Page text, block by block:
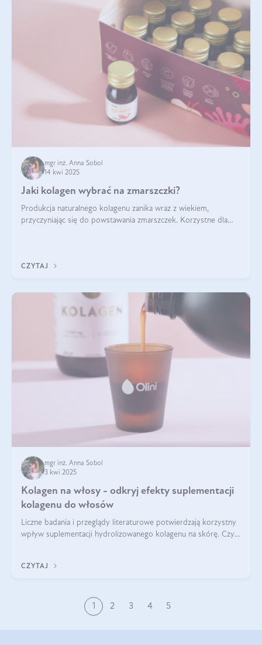
mgr inż. Anna Sobol
14 kwi 2025
Jaki kolagen wybrać na zmarszczki?
Produkcja naturalnego kolagenu zanika wraz z wiekiem,
przyczyniając się do powstawania zmarszczek. Korzystne dla
CZYTAJ
mgr inż. Anna Sobol
3 kwi 2025
Kolagen na włosy - odkryj efekty suplementacji
kolagenu do włosów
Liczne badania i przeglądy literaturowe potwierdzają korzystny
wpływ suplementacji hydrolizowanego kolagenu na skórę. Czy
CZYTAJ
1 2 3 4 5